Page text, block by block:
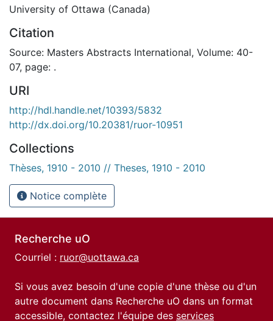
University of Ottawa (Canada)
Citation
Source: Masters Abstracts International, Volume: 40-
07, page: .
URI
http://hdl.handle.net/10393/5832
http://dx.doi.org/10.20381/ruor-10951
Collections
Thèses, 1910 - 2010 // Theses, 1910 - 2010
Notice complète
Recherche uO
Courriel : ruor@uottawa.ca
Si vous avez besoin d'une copie d'une thèse ou d'un
autre document dans Recherche uO dans un format
accessible, contactez l'équipe des services